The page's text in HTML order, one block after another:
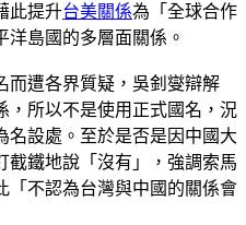
此提升台美關係為「全球合作
洋島國的多層面關係。
而遭各界質疑，吳釗燮辯解
，所以不是使用正式國名，況
名設處。至於是否是因中國大
截鐵地說「沒有」，強調索馬
「不認為台灣與中國的關係會